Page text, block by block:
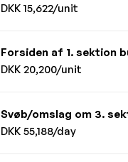
DKK 15,622/unit
Forsiden af 1. sektion
DKK 20,200/unit
Svøb/omslag om 3.
DKK 55,188/day